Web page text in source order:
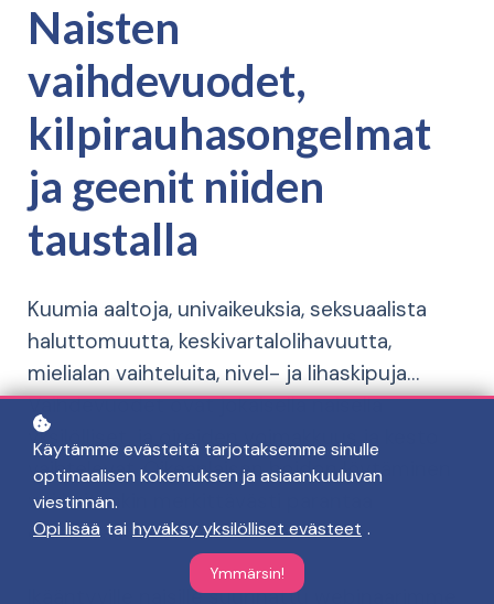
Naisten
vaihdevuodet,
kilpirauhasongelmat
ja geenit niiden
taustalla
Kuumia aaltoja, univaikeuksia, seksuaalista
haluttomuutta, keskivartalolihavuutta,
mielialan vaihteluita, nivel- ja lihaskipuja…
Vaihdevuodet ovat jokaisella naisella
yksilölliset, ja oireiden voimakkuus ja kesto
vaihtelevat. Oikeanlaisen hoidon löytäminen
voi kuitenkin merkittävästi parantaa
elämänlaatua vaihdevuosien aikana.
Ikääntyville naisille suunnattu webinaarimme
Käytämme evästeitä tarjotaksemme sinulle
optimaalisen kokemuksen ja asiaankuuluvan
viestinnän.
Opi lisää tai hyväksy yksilölliset evästeet .
Ymmärsin!